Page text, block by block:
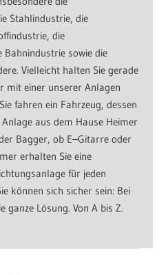
Stahlindustrie, die
die
Bahnindustrie sowie die
Vielleicht halten Sie gerade
mit einer unserer Anlagen
fahren ein Fahrzeug, dessen
aus dem Hause Heimer
Bagger, ob E‒Gitarre oder
erhalten Sie eine
für jeden
können sich sicher sein: Bei
ganze Lösung. Von A bis Z.